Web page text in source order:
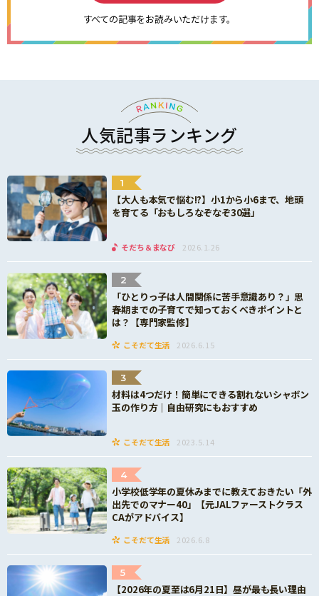
すべての記事をお読みいただけます。
人気記事ランキング
1
【大人も本気で悩む!?】小1から小6まで、地頭
を育てる「おもしろなぞなぞ30選」
そだち＆まなび 2026.1.26
2
「ひとりっ子は人間関係に苦手意識あり？」思
春期までの子育てで知っておくべきポイントと
は？【専門家監修】
こそだて生活 2026.6.15
3
材料は4つだけ！簡単にできる割れないシャボン
玉の作り方｜自由研究にもおすすめ
こそだて生活 2023.5.14
4
小学校低学年の夏休みまでに教えておきたい「外
出先でのマナー40」【元JALファーストクラス
CAがアドバイス】
こそだて生活 2026.6.8
5
【2026年の夏至は6月21日】昼が最も長い理由